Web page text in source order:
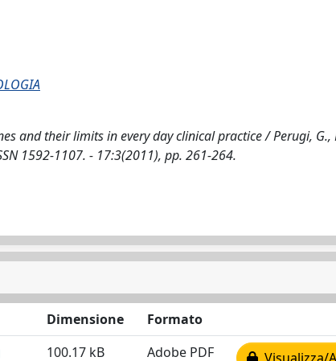
and their limits in every day clinical practice / Perugi, G.,
1592-1107. - 17:3(2011), pp. 261-264.
Dimensione
Formato
100.17 kB Adobe PDF